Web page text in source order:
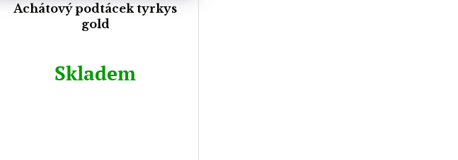
Achátový podtácek tyrkys
gold
Skladem